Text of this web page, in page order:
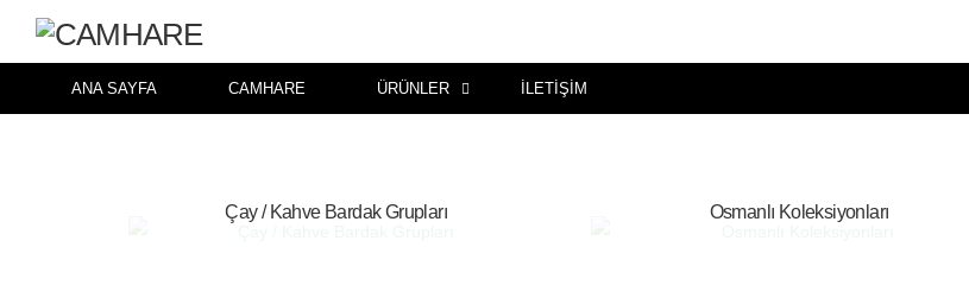
ANA SAYFA CAMHARE ÜRÜNLER İLETİŞİM
Çay / Kahve Bardak Grupları Osmanlı Koleksiyonları